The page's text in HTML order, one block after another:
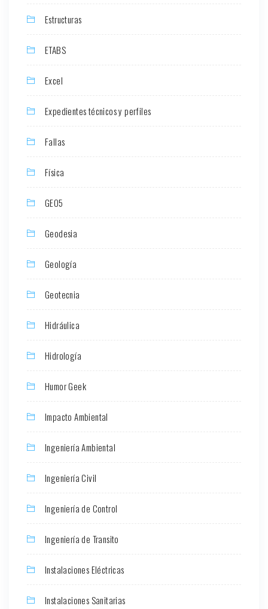
Estructuras
ETABS
Excel
Expedientes técnicos y perfiles
Fallas
Física
GEO5
Geodesia
Geología
Geotecnia
Hidráulica
Hidrología
Humor Geek
Impacto Ambiental
Ingeniería Ambiental
Ingeniería Civil
Ingeniería de Control
Ingeniería de Transito
Instalaciones Eléctricas
Instalaciones Sanitarias